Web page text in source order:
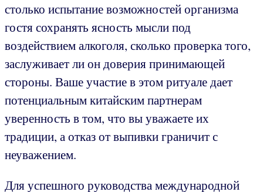
столько испытание возможностей организма
гостя сохранять ясность мысли под
воздействием алкоголя, сколько проверка того,
заслуживает ли он доверия принимающей
стороны. Ваше участие в этом ритуале дает
потенциальным китайским партнерам
уверенность в том, что вы уважаете их
традиции, а отказ от выпивки граничит с
неуважением.
Для успешного руководства международной